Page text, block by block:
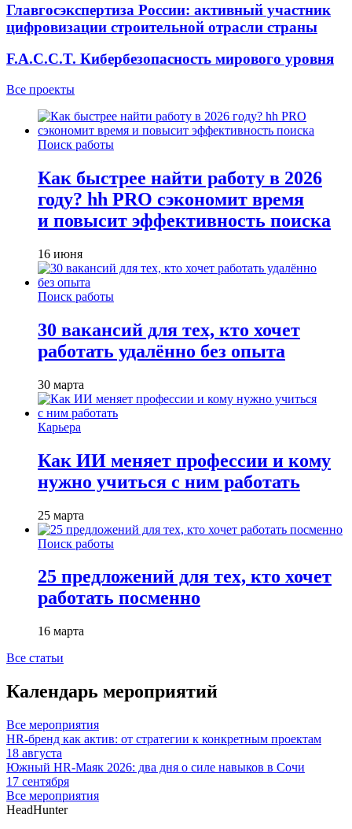
Главгосэкспертиза России: активный участник
цифровизации строительной отрасли страны
F.A.C.C.T. Кибербезопасность мирового уровня
Все проекты
Поиск работы
Как быстрее найти работу в 2026
году? hh PRO сэкономит время
и повысит эффективность поиска
16 июня
Поиск работы
30 вакансий для тех, кто хочет
работать удалённо без опыта
30 марта
Карьера
Как ИИ меняет профессии и кому
нужно учиться с ним работать
25 марта
Поиск работы
25 предложений для тех, кто хочет
работать посменно
16 марта
Все статьи
Календарь мероприятий
Все мероприятия
HR-бренд как актив: от стратегии к конкретным проектам
18 августа
Южный HR-Маяк 2026: два дня о силе навыков в Сочи
17 сентября
Все мероприятия
HeadHunter